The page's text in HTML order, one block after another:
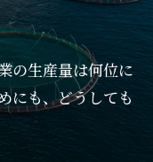
の生産量は何位に
にも、どうしても